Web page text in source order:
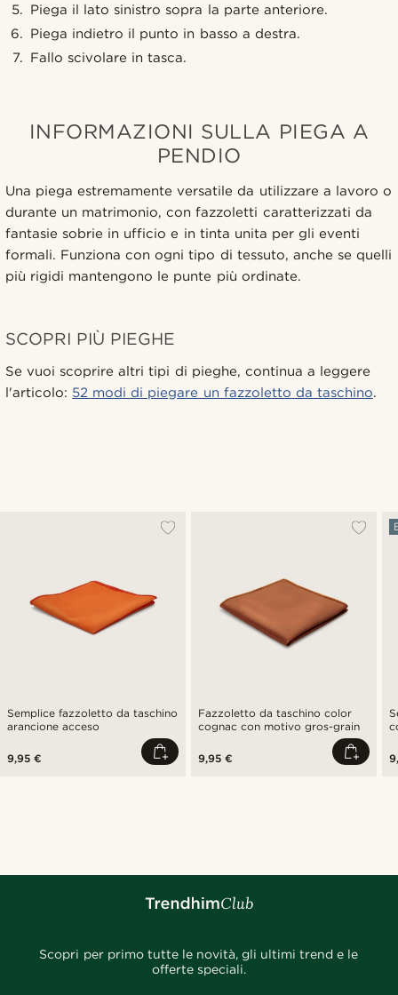
Piega il lato sinistro sopra la parte anteriore.
Piega indietro il punto in basso a destra.
Fallo scivolare in tasca.
INFORMAZIONI SULLA PIEGA A
PENDIO
Una piega estremamente versatile da utilizzare a lavoro o
durante un matrimonio, con fazzoletti caratterizzati da
fantasie sobrie in ufficio e in tinta unita per gli eventi
formali. Funziona con ogni tipo di tessuto, anche se quelli
più rigidi mantengono le punte più ordinate.
SCOPRI PIÙ PIEGHE
Se vuoi scoprire altri tipi di pieghe, continua a leggere
l'articolo: 52 modi di piegare un fazzoletto da taschino.
Semplice fazzoletto da taschino
arancione acceso
9,95 €
Fazzoletto da taschino color
cognac con motivo gros-grain
9,95 €
Scopri per primo tutte le novità, gli ultimi trend e le
offerte speciali.